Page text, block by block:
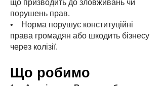
що призводить до зловживань чи
порушень прав.
• Норма порушує конституційні
права громадян або шкодить бізнесу
через колізії.
Що робимо